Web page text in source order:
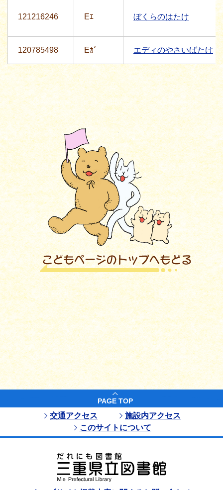
121216246 Eｴ ぼくらのはたけ
120785498 Eｶﾞ エディのやさいばたけ
PAGE TOP
交通アクセス
施設内アクセス
このサイトについて